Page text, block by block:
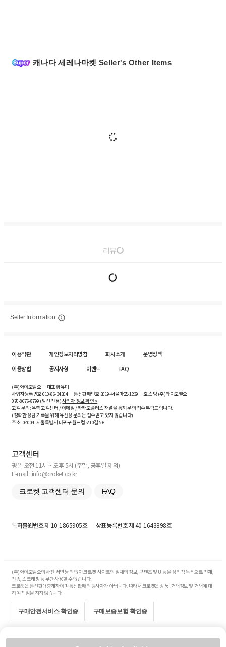
캐나다 세레나마켓 Seller's Other Items
리뷰
Seller Information
이용약관 개인정보처리방침 회사소개
운영정책
이용방법
공지사항 이벤트 FAQ
(주)와이오엘오 ㅣ 대표 황유미
사업자등록번호610-86-34204ㅣ 통신판매번호 2019-서울마포-1239 ㅣ 호스팅 (주)와이오엘오
070-8676-8799 (발신 전용)사업자 정보 확인 >
고객 문의: 우측 고객센터 / 이메일 / 카카오플러스 채널을 통해 문의 접수 부탁드립니다.
(정확한 상담 기록을 위해 유선상 문의는 접수받고 있지 않습니다)
주소 [04004] 서울특별시 마포구 월드컵로10길5-6
고객센터
평일 오전 11시 ~ 오후 5시 (주말, 공휴일 제외)
E-mail : info@croket.co.kr
크로켓 고객센터 문의 FAQ
특허출원번호제 10-1865905호 상표등록번호제 40-1643898호
(주)와이오엘오의 사전 서면 동의 없이 크로켓 사이트의 일체의 정보, 콘텐츠 및 UI등을 상업적 목적으로 전재,
전송, 스크래핑 등 무단 사용할 수 없습니다.
크로켓은 통신판매중개자이며 통신판매의 당사자가 아닙니다. 따라서 크로켓은 상품·거래정보 및 거래에 대
하여 책임을 지지 않습니다.
구매안전서비스 확인증 구매보증보험 확인증